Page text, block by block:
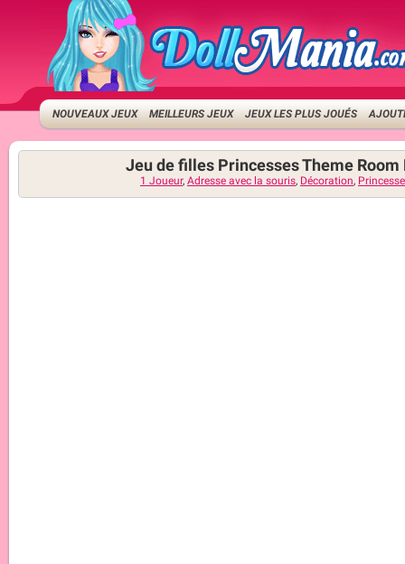
NOUVEAUX JEUX MEILLEURS JEUX JEUX LES PLUS JOUÉS
Jeu de filles Princesses Theme Room
1 Joueur, Adresse avec la souris, Décoration, Princesse